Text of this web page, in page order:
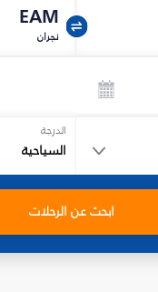
EAM
نجران‎
الدرجة
السياحية
ابحث عن الرحلات